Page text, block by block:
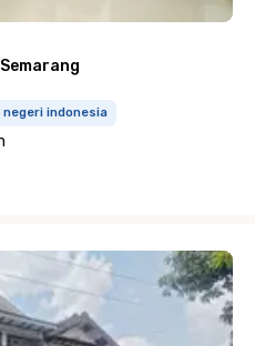
indonesia